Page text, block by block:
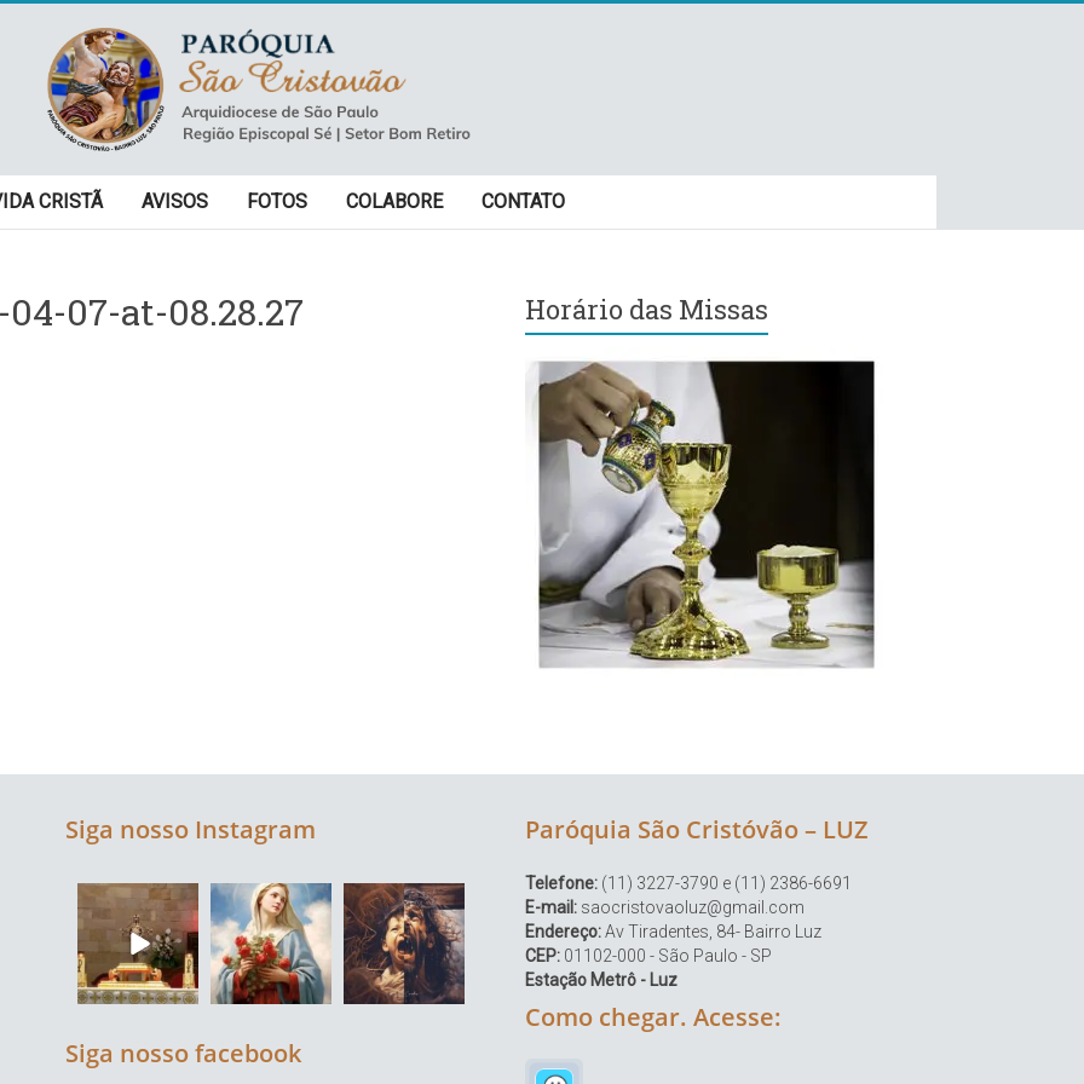
CRISTÃ AVISOS FOTOS COLABORE CONTATO
07-at-08.28.27 Horário das Missas
Siga nosso Instagram
Siga nosso facebook
Paróquia São Cristóvão – LUZ
Telefone: (11) 3227-3790 e (11) 2386-6691
E-mail: saocristovaoluz@gmail.com
Endereço:Av Tiradentes, 84- Bairro Luz
CEP: 01102-000 - São Paulo - SP
Estação Metrô - Luz
Como chegar. Acesse: